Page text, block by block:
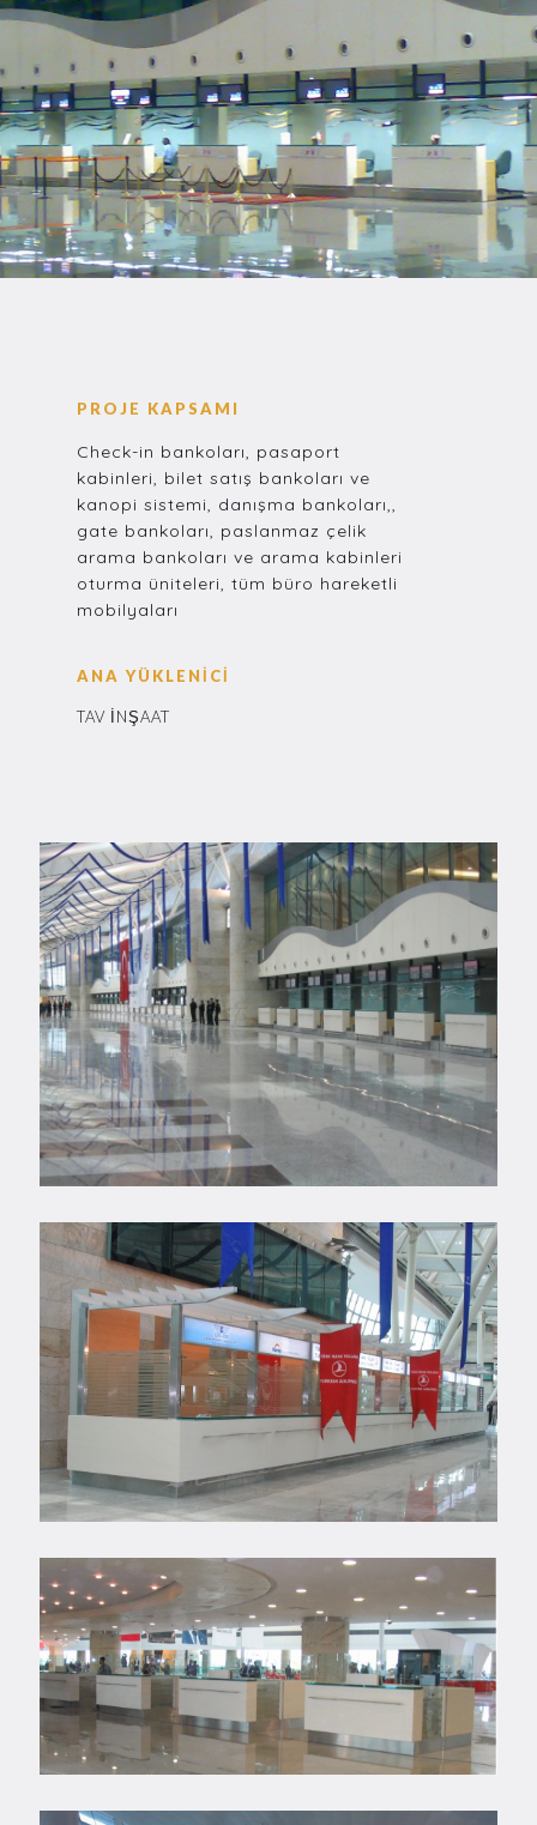
PROJE KAPSAMI
Check-in bankoları, pasaport
kabinleri, bilet satış bankoları ve
kanopi sistemi, danışma bankoları,,
gate bankoları, paslanmaz çelik
arama bankoları ve arama kabinleri
oturma üniteleri, tüm büro hareketli
mobilyaları
ANA YÜKLENİCİ
TAV İNŞAAT